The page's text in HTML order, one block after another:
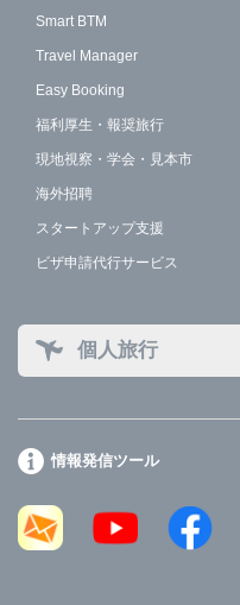
Smart BTM
Travel Manager
Easy Booking
福利厚生・報奨旅行
現地視察・学会・見本市
海外招聘
スタートアップ支援
ビザ申請代行サービス
個人旅行
情報発信ツール